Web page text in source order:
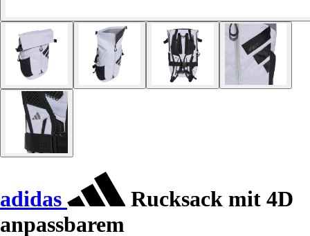
adidas
Rucksack mit 4D
anpassbarem